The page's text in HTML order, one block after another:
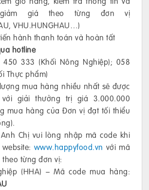
giá theo từng đơn vị
VHU.HUNGHAU…)
hành thanh toán và hoàn tất
hotline
450 333 (Khối Nông Nghiệp); 058
Thực phẩm)
mua hàng nhiều nhất sẽ được
giải thưởng trị giá 3.000.000
mua hàng của Đơn vị đạt tối thiểu
Chị vui lòng nhập mã code khi
www.happyfood.vn với mã
từng đơn vị:
(HHA) – Mã code mua hàng: